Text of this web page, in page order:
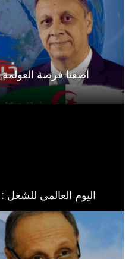
أضعنا فرصة
اليوم العالمي للشغل